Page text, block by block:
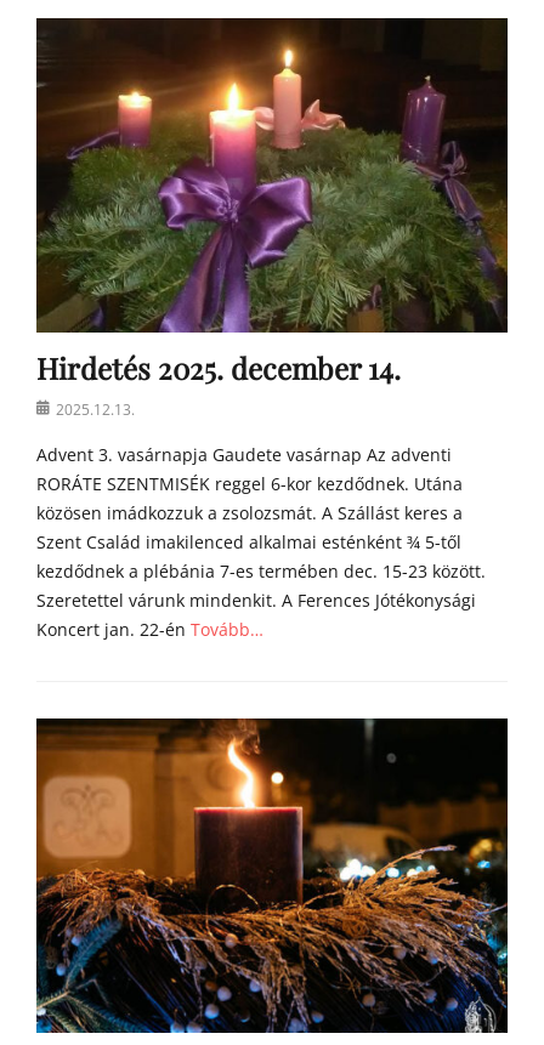
e
Hirdetés 2025. december 14.
Posted2025.12.13.
Advent 3. vasárnapja Gaudete vasárnap Az adventi
RORÁTE SZENTMISÉK reggel 6-kor kezdődnek. Utána
közösen imádkozzuk a zsolozsmát. A Szállást keres a
Szent Család imakilenced alkalmai esténként ¾ 5-től
kezdődnek a plébánia 7-es termében dec. 15-23 között.
Szeretettel várunk mindenkit. A Ferences Jótékonysági
Koncert jan. 22-én Tovább…
í
e